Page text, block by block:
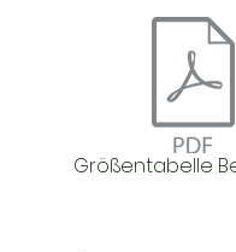
Größentabelle